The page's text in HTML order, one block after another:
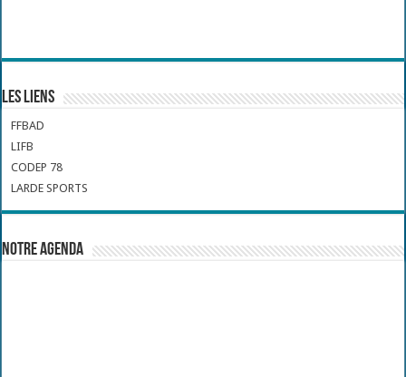
Les liens
FFBAD
LIFB
CODEP 78
LARDE SPORTS
Notre Agenda